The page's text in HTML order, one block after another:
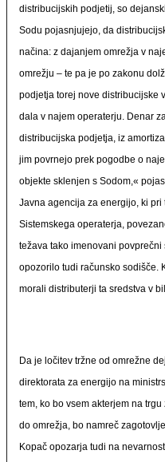
distribucijskih podjetij, so
Sodu pojasnjujejo, da
načina: z dajanjem omrežja v
omrežju – te pa je po zakonu
podjetja torej nove distribucijske
dala v najem operaterju. Denar
distribucijska podjetja, iz
jim povrnejo prek pogodbe o
objekte sklenjen s Sodom,«
Javna agencija za energijo, ki
Sistemskega operaterja,
težava tako imenovani
opozorilo tudi računsko sodišče.
morali distributerji ta sredstva v
Da je ločitev tržne od omrežne
direktorata za energijo na
tem, ko bo vsem akterjem na
do omrežja, bo namreč
Kopač opozarja tudi na